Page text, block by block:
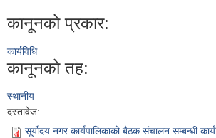
कानूनको प्रकार:
कार्यविधि
कानूनको तह:
स्थानीय
दस्तावेज:
सूर्योदय नगर कार्यपालिकाको बैठक संचालन सम्बन्धी